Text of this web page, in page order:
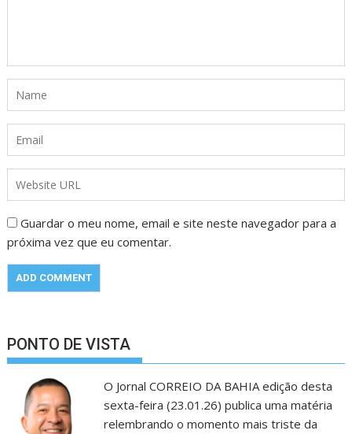
Guardar o meu nome, email e site neste navegador para a
próxima vez que eu comentar.
PONTO DE VISTA
O Jornal CORREIO DA BAHIA edição desta
sexta-feira (23.01.26) publica uma matéria
relembrando o momento mais triste da